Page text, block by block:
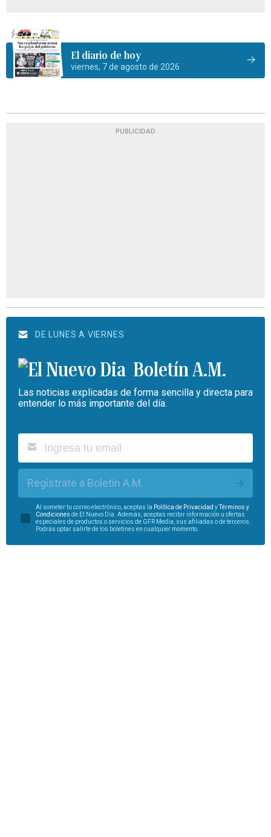
El diario de hoy
viernes, 7 de agosto de 2026
PUBLICIDAD
DE LUNES A VIERNES
Boletín A.M.
Las noticias explicadas de forma sencilla y directa para
entender lo más importante del día.
Regístrate a Boletín A.M.
Al someter tu correo electrónico, aceptas la Política de Privacidad yTérminos y
Condiciones de El Nuevo Día. Además, aceptas recibir información u ofertas
especiales de productos o servicios de GFR Media, sus afiliadas o de terceros.
Podrás optar salirte de los boletines en cualquier momento.